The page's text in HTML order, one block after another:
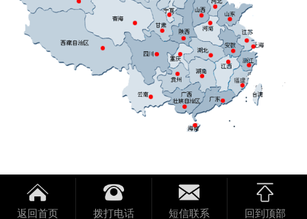
返回首页 拨打电话 短信联系 回到顶部